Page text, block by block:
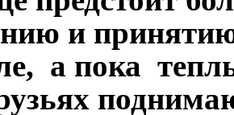
и
а пока